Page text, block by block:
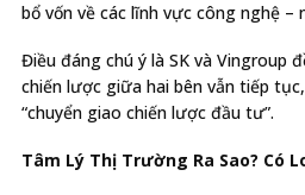
bổ vốn về các lĩnh vực công nghệ
Điều đáng chú ý là SK và Vingroup
chiến lược giữa hai bên vẫn tiếp
“chuyển giao chiến lược đầu tư”.
Tâm Lý Thị Trường Ra Sao? Có